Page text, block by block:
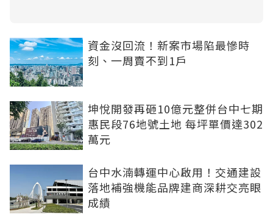
資金沒回流！新案市場陷最慘時
刻、一周賣不到1戶
坤悅開發再砸10億元整併台中七期
惠民段76地號土地 每坪單價達302
萬元
台中水湳轉運中心啟用！交通建設
落地補強機能品牌建商深耕交亮眼
成績